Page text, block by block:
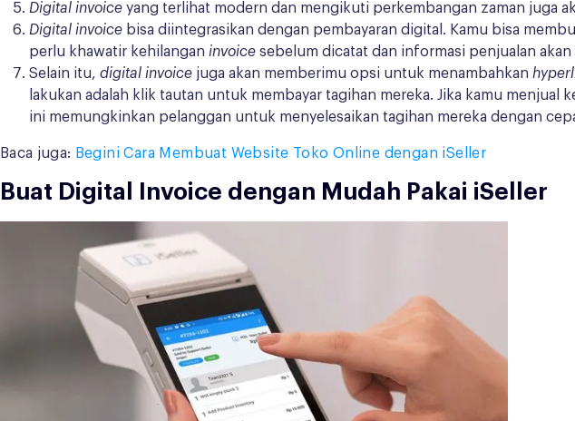
Digital invoice yang terlihat modern dan mengikuti perkembangan zaman juga
Digital invoice bisa diintegrasikan dengan pembayaran digital. Kamu bisa
perlu khawatir kehilangan invoice sebelum dicatat dan informasi penjualan
Selain itu, digital invoice juga akan memberimu opsi untuk menambahkan
lakukan adalah klik tautan untuk membayar tagihan mereka. Jika kamu
ini memungkinkan pelanggan untuk menyelesaikan tagihan mereka dengan
Baca juga: Begini Cara Membuat Website Toko Online dengan iSeller
Buat Digital Invoice dengan Mudah Pakai iSeller